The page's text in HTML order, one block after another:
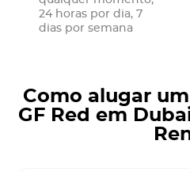
24 horas por dia, 7
dias por semana
Como alugar
GF Red em